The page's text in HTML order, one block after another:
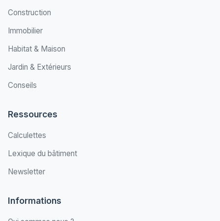
Construction
Immobilier
Habitat & Maison
Jardin & Extérieurs
Conseils
Ressources
Calculettes
Lexique du bâtiment
Newsletter
Informations